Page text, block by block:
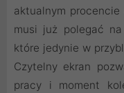
aktualnym
musi już polegać
które jedynie w
Czytelny ekran
pracy i moment